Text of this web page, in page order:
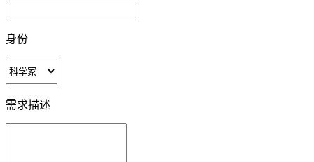
身份
需求描述